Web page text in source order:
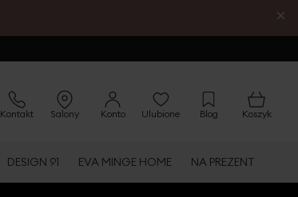
×
Kontakt Salony Konto Ulubione Blog Koszyk
DESIGN 91 EVA MINGE HOME NA PREZENT